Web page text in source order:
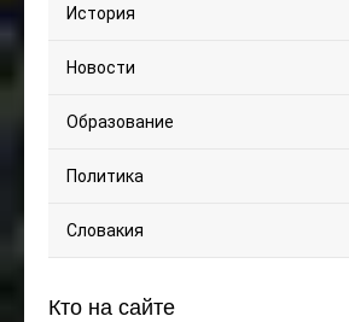
История
Новости
Образование
Политика
Словакия
Кто на сайте